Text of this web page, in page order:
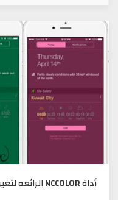
أداة NCCOLOR الرائعه لتغير لون مركز الإشعارات كما تريد